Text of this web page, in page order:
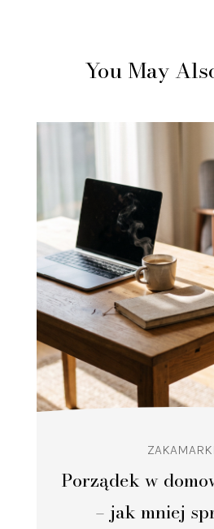
You May
Porządek w
– jak mniej
ZAKAMARKI